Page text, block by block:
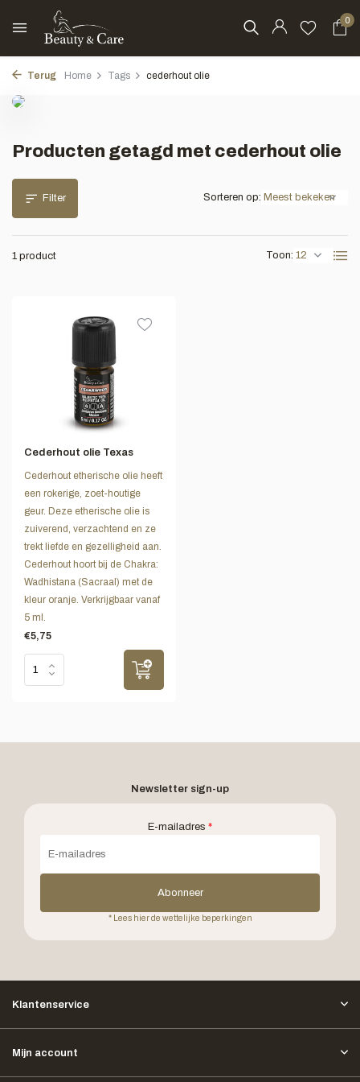
0
Terug Home Tags cederhout olie
Producten getagd met cederhout olie
Filter
1 product Toon:
Sorteren op:
Cederhout olie Texas
Cederhout etherische olie heeft
een rokerige, zoet-houtige
geur. Deze etherische olie is
zuiverend, verzachtend en ze
trekt liefde en gezelligheid aan.
Cederhout hoort bij de Chakra:
Wadhistana (Sacraal) met de
kleur oranje. Verkrijgbaar vanaf
5 ml.
€5,75
Newsletter sign-up
E-mailadres *
Abonneer
* Lees hier de wettelijke beperkingen
Klantenservice
Mijn account